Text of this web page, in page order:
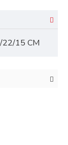
15 СМ